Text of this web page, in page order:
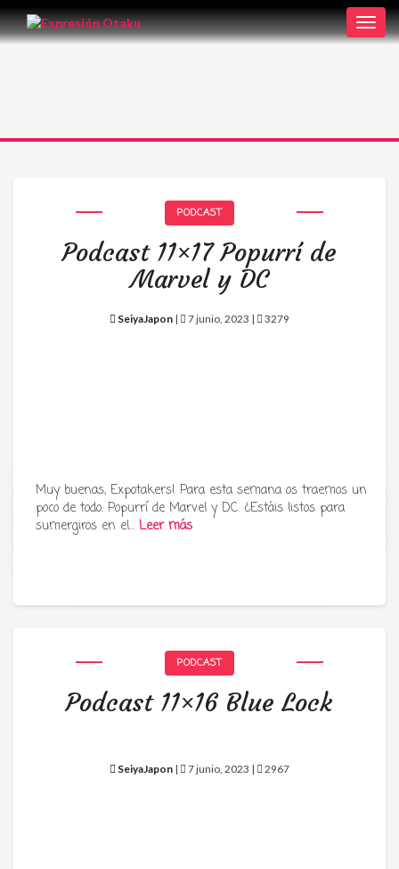
Tu radio y podcast sobre manga,
anime y cultura japonesa ツ
PODCAST
Podcast 11×17 Popurrí de
Marvel y DC
SeiyaJapon | 7 junio, 2023 | 3279
Muy buenas, Expotakers! Para esta semana os traemos un
poco de todo: Popurrí de Marvel y DC. ¿Estáis listos para
sumergiros en el… Leer más
PODCAST
Podcast 11×16 Blue Lock
SeiyaJapon | 7 junio, 2023 | 2967